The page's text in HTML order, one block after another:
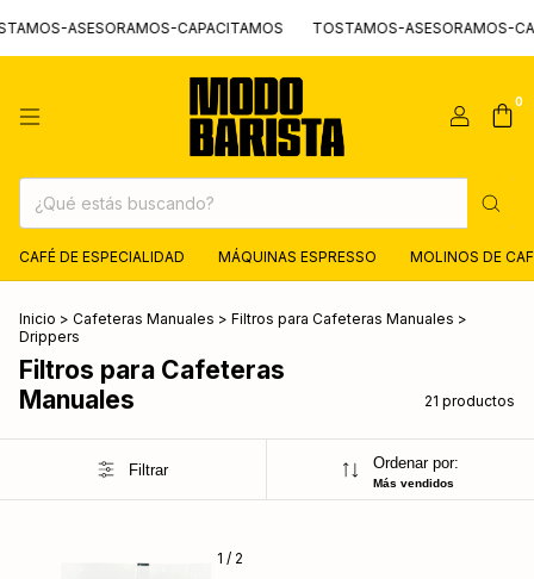
ASESORAMOS-CAPACITAMOS TOSTAMOS-ASESORAMOS-
0
CAFÉ DE ESPECIALIDAD MÁQUINAS ESPRESSO MOLINOS DE
Inicio > Cafeteras Manuales > Filtros para Cafeteras Manuales >
Drippers
Filtros para Cafeteras
Manuales
21 productos
Filtrar Ordenar por:
Más vendidos
1 / 2